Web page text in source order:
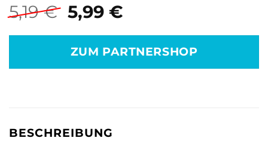
5,19€ Ursprünglicher
Preis
war:
5,19 €
5,99 €Aktueller
ist:
5,99 €.
ZUM PARTNERSHOP
BESCHREIBUNG